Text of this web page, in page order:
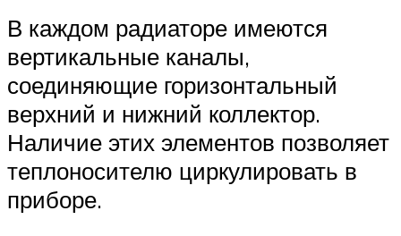
В каждом радиаторе имеются
вертикальные каналы,
соединяющие горизонтальный
верхний и нижний коллектор.
Наличие этих элементов позволяет
теплоносителю циркулировать в
приборе.